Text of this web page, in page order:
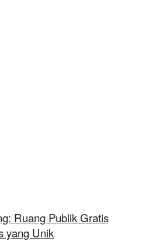
Ruang Publik Gratis
yang Unik